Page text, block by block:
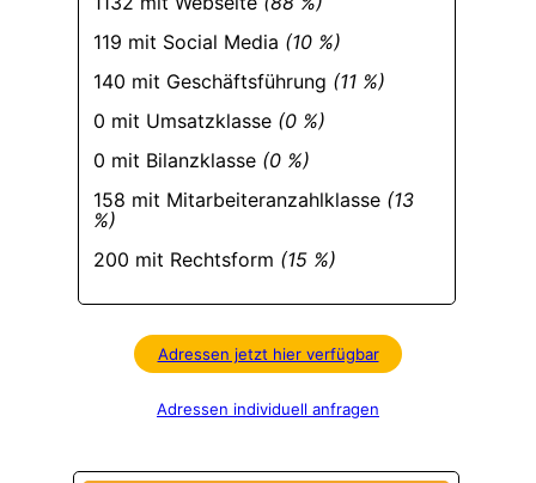
119 mit Social Media (10 %)
140 mit Geschäftsführung (11 %)
0 mit Umsatzklasse (0 %)
0 mit Bilanzklasse (0 %)
158 mit Mitarbeiteranzahlklasse (13
%)
200 mit Rechtsform (15 %)
Adressen jetzt hier verfügbar
Adressen individuell anfragen